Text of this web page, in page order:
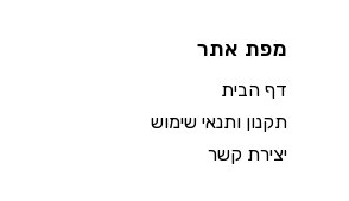
מפת אתר
דף הבית
תקנון ותנאי שימוש
יצירת קשר